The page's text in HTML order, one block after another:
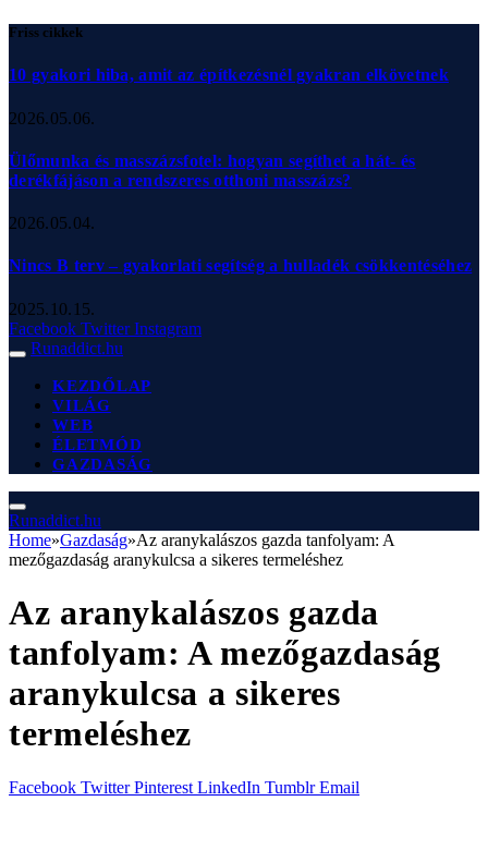
Friss cikkek
10 gyakori hiba, amit az építkezésnél gyakran elkövetnek
2026.05.06.
Ülőmunka és masszázsfotel: hogyan segíthet a hát- és
derékfájáson a rendszeres otthoni masszázs?
2026.05.04.
Nincs B terv – gyakorlati segítség a hulladék csökkentéséhez
2025.10.15.
Facebook Twitter Instagram
Runaddict.hu
KEZDŐLAP
VILÁG
WEB
ÉLETMÓD
GAZDASÁG
Runaddict.hu
Home»Gazdaság»Az aranykalászos gazda tanfolyam: A
mezőgazdaság aranykulcsa a sikeres termeléshez
Az aranykalászos gazda
tanfolyam: A mezőgazdaság
aranykulcsa a sikeres
termeléshez
Facebook Twitter Pinterest LinkedIn Tumblr Email